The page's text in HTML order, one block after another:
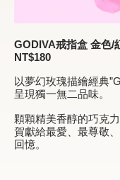
GODIVA戒指盒 金色/
NT$180
以夢幻玫瑰描繪經典
呈現獨一無二品味。
顆顆精美香醇的巧克
賀獻給最愛、最尊敬
回憶。